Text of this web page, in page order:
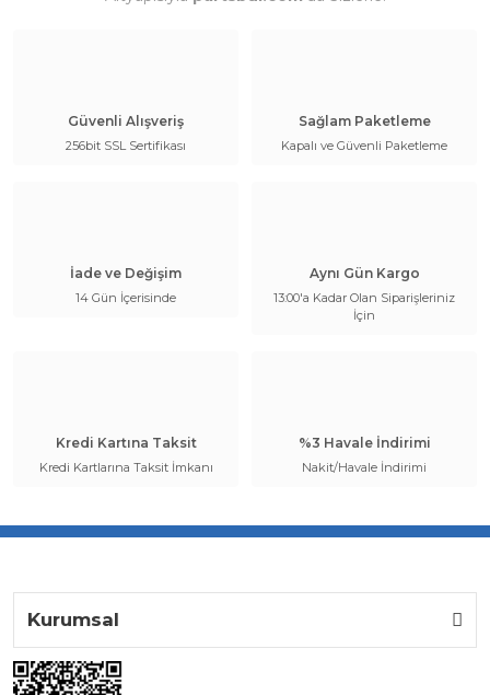
Güvenli Alışveriş
256bit SSL Sertifikası
Sağlam Paketleme
Kapalı ve Güvenli Paketleme
İade ve Değişim
14 Gün İçerisinde
Aynı Gün Kargo
13:00'a Kadar Olan Siparişleriniz
İçin
Kredi Kartına Taksit
Kredi Kartlarına Taksit İmkanı
%3 Havale İndirimi
Nakit/Havale İndirimi
Kurumsal